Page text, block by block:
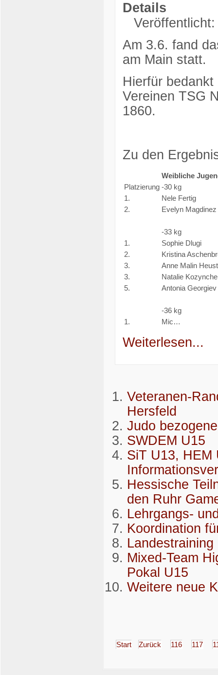
Details
Am 3.6. fand
am Main statt.
Hierfür
Vereinen TSG
1860.
Zu den
Weibliche
Platzierung -30 kg
1.
Nele Fertig
2.
Evelyn Magdinez
-33 kg
1.
Sophie Dlugi
2.
Kristina
3.
Anne Malin
3.
Natalie
5.
Antonia Georgiev
-36 kg
1.
Mic…
Weiterlesen...
Veteranen-
Hersfeld
Judo
SWDEM U15
SiT U13, HEM
Hessische
den Ruhr
Lehrgangs-
Koordination
Mixed-Team
Pokal U15
Weitere neue
Start Zurück 116 117